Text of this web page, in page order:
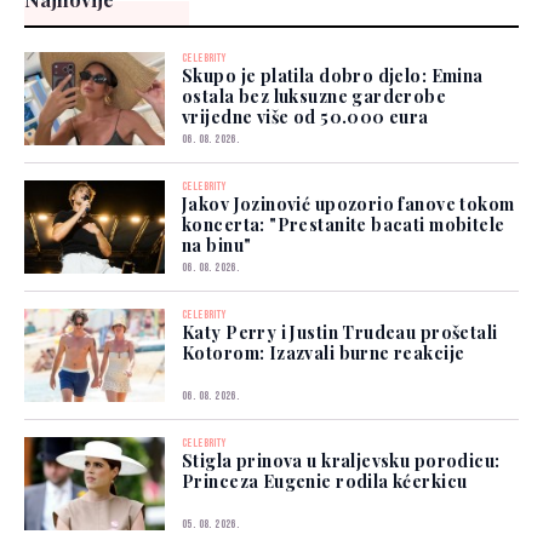
CELEBRITY
Skupo je platila dobro djelo: Emina
ostala bez luksuzne garderobe
vrijedne više od 50.000 eura
06. 08. 2026.
CELEBRITY
Jakov Jozinović upozorio fanove tokom
koncerta: "Prestanite bacati mobitele
na binu"
06. 08. 2026.
CELEBRITY
Katy Perry i Justin Trudeau prošetali
Kotorom: Izazvali burne reakcije
06. 08. 2026.
CELEBRITY
Stigla prinova u kraljevsku porodicu:
Princeza Eugenie rodila kćerkicu
05. 08. 2026.